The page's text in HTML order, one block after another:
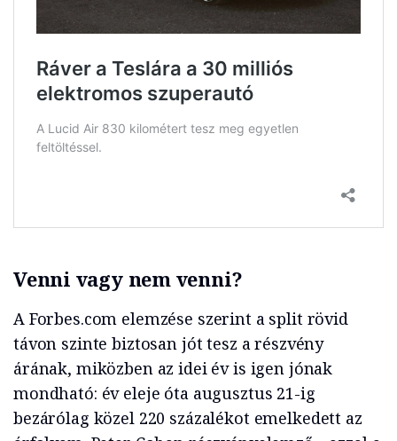
Venni vagy nem venni?
A Forbes.com elemzése szerint a split rövid
távon szinte biztosan jót tesz a részvény
árának, miközben az idei év is igen jónak
mondható: év eleje óta augusztus 21-ig
bezárólag közel 220 százalékot emelkedett az